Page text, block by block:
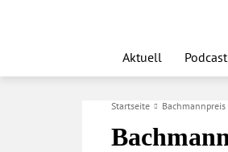
Aktuell Podcast
Startseite